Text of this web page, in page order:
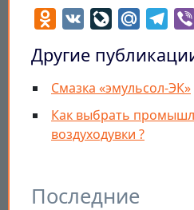
Последние
Odnoklassniki
VK LiveJournal
Mail.Ru
Другие
Смазка «эмульсол-ЭК»
Как выбрать
воздуходувки ?